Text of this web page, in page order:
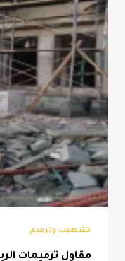
الرياض
تشطيب وترميم